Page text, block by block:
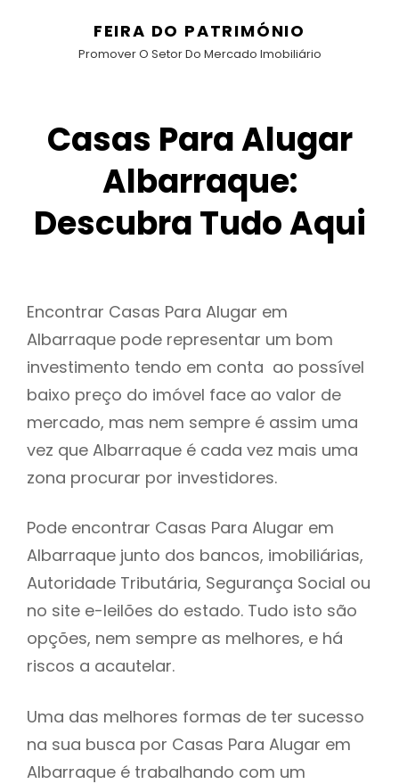
FEIRA DO PATRIMÓNIO
Promover O Setor Do Mercado Imobiliário
Casas Para Alugar
Albarraque:
Descubra Tudo Aqui
Encontrar Casas Para Alugar em
Albarraque pode representar um bom
investimento tendo em conta ao possível
baixo preço do imóvel face ao valor de
mercado, mas nem sempre é assim uma
vez que Albarraque é cada vez mais uma
zona procurar por investidores.
Pode encontrar Casas Para Alugar em
Albarraque junto dos bancos, imobiliárias,
Autoridade Tributária, Segurança Social ou
no site e-leilões do estado. Tudo isto são
opções, nem sempre as melhores, e há
riscos a acautelar.
Uma das melhores formas de ter sucesso
na sua busca por Casas Para Alugar em
Albarraque é trabalhando com um